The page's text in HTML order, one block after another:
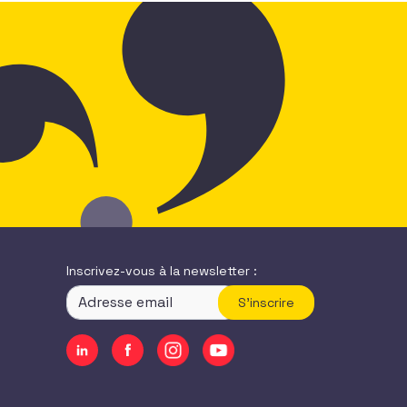
Inscrivez-vous à la newsletter :
S'inscrire